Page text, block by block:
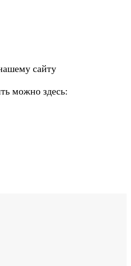
сайту
можно здесь: